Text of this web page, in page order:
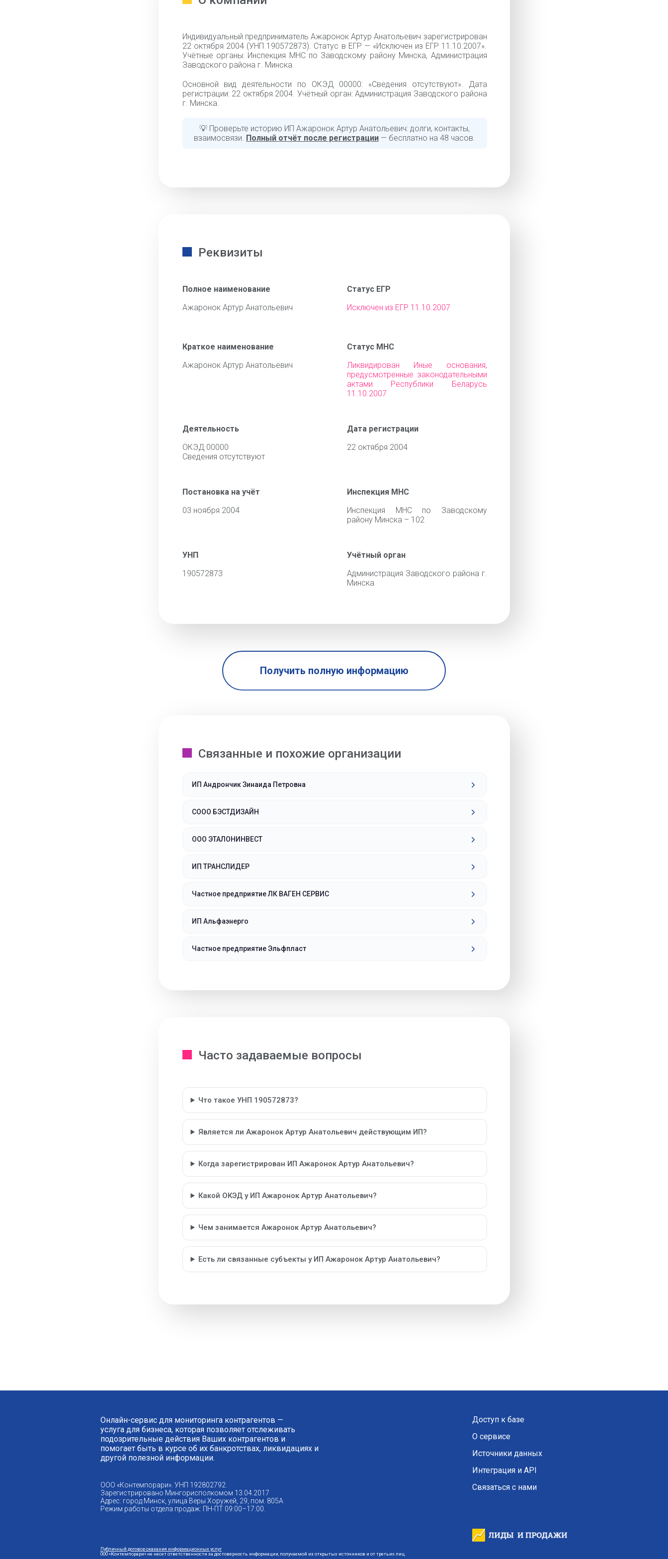
Индивидуальный предприниматель Ажаронок Артур Анатольевич зарегистрирован
22 октября 2004 (УНП 190572873). Статус в ЕГР — «Исключен из ЕГР 11.10.2007».
Учётные органы: Инспекция МНС по Заводскому району Минска, Администрация
Заводского района г. Минска.
Основной вид деятельности по ОКЭД 00000: «Cведения отсутствуют». Дата
регистрации: 22 октября 2004. Учётный орган: Администрация Заводского района
г. Минска.
💡 Проверьте историю ИП Ажаронок Артур Анатольевич: долги, контакты,
взаимосвязи. Полный отчёт после регистрации — бесплатно на 48 часов.
Реквизиты
Полное наименование
Ажаронок Артур Анатольевич
Статус ЕГР
Исключен из ЕГР 11.10.2007
Краткое наименование
Ажаронок Артур Анатольевич
Статус МНС
Ликвидирован Иные основания,
предусмотренные законодательными
актами Республики Беларусь
11.10.2007
Деятельность
ОКЭД 00000
Cведения отсутствуют
Дата регистрации
22 октября 2004
Постановка на учёт
03 ноября 2004
Инспекция МНС
Инспекция МНС по Заводскому
району Минска – 102
УНП
190572873
Учётный орган
Администрация Заводского района г.
Минска
Получить полную информацию
Связанные и похожие организации
ИП Андрончик Зинаида Петровна
СООО БЭСТДИЗАЙН
ООО ЭТАЛОНИНВЕСТ
ИП ТРАНСЛИДЕР
Частное предприятие ЛК ВАГЕН СЕРВИС
ИП Альфаэнерго
Частное предприятие Эльфпласт
Часто задаваемые вопросы
Что такое УНП 190572873?
Является ли Ажаронок Артур Анатольевич действующим ИП?
Когда зарегистрирован ИП Ажаронок Артур Анатольевич?
Какой ОКЭД у ИП Ажаронок Артур Анатольевич?
Чем занимается Ажаронок Артур Анатольевич?
Есть ли связанные субъекты у ИП Ажаронок Артур Анатольевич?
Онлайн-сервис для мониторинга контрагентов —
услуга для бизнеса, которая позволяет отслеживать
подозрительные действия Ваших контрагентов и
помогает быть в курсе об их банкротствах, ликвидациях и
другой полезной информации.
ООО «Контемпорари». УНП 192802792.
Зарегистрировано Мингорисполкомом 13.04.2017
Адрес: город Минск, улица Веры Хоружей, 29, пом. 805А
Режим работы отдела продаж: ПН-ПТ 09:00–17:00.
Доступ к базе
О сервисе
Источники данных
Интеграция и API
Связаться с нами
Публичный договор оказания информационных услуг
ООО «Контемпорари» не несет ответственности за достоверность информации, получаемой из открытых источников и от третьих лиц.